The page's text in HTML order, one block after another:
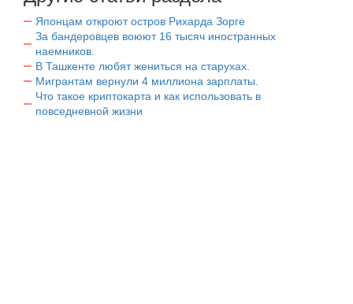
Японцам откроют остров Рихарда Зорге
За бандеровцев воюют 16 тысяч иностранных
наемников.
В Ташкенте любят жениться на старухах.
Мигрантам вернули 4 миллиона зарплаты.
Что такое криптокарта и как использовать в
повседневной жизни